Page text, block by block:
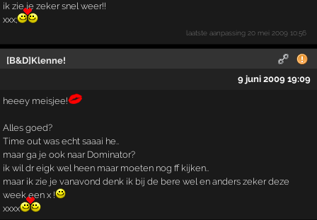
ik zie je zeker snel weer!!
xxx;
laatste aanpassing 20 mei 2009 10:56
[B&D]Klenne!
9 juni 2009 19:09
heeey meisjee!
Alles goed?
Time out was echt saaai he..
maar ga je ook naar Dominator?
ik wil dr eigk wel heen maar moeten nog ff kijken..
maar ik zie je vanavond denk ik bij de bere wel en anders zeker deze
week een x !
xxxx